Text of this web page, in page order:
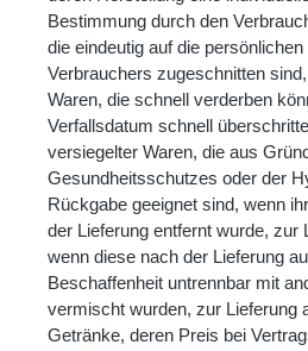
Bestimmung durch den
die eindeutig auf die
Verbrauchers zugeschnitten
Waren, die schnell verderben
Verfallsdatum schnell
versiegelter Waren, die aus
Gesundheitsschutzes oder der
Rückgabe geeignet sind, wenn
der Lieferung entfernt wurde, zur
wenn diese nach der Lieferung
Beschaffenheit untrennbar mit
vermischt wurden, zur Lieferung
Getränke, deren Preis bei